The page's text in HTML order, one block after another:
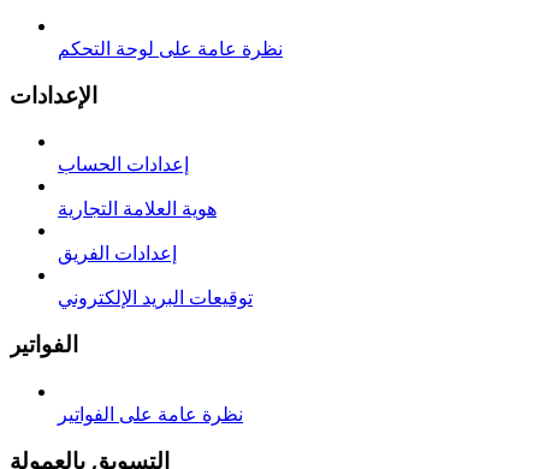
نظرة عامة على لوحة التحكم
الإعدادات
إعدادات الحساب
هوية العلامة التجارية
إعدادات الفريق
توقيعات البريد الإلكتروني
الفواتير
نظرة عامة على الفواتير
التسويق بالعمولة